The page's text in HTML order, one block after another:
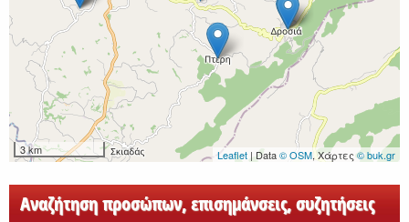
3 km Leaflet | Data© OSM, Χάρτες © buk.gr
Αναζήτηση προσώπων, επισημάνσεις, συζητήσεις